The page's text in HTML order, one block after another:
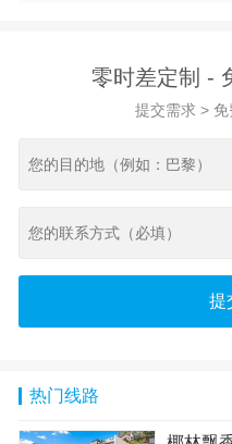
零时差定制 -
提交需求 >
提
热门线路